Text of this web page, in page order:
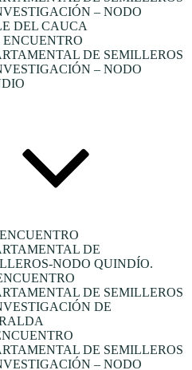
– NODO
DEL CAUCA
DE SEMILLEROS
– NODO
DE
NODO QUINDÍO.
DE SEMILLEROS
DE
DE SEMILLEROS
– NODO